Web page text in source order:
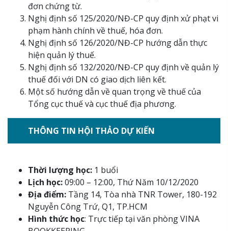
đơn chứng từ.
Nghị định số 125/2020/NĐ-CP quy định xử phạt vi
phạm hành chính về thuế, hóa đơn.
Nghị định số 126/2020/NĐ-CP hướng dẫn thực
hiện quản lý thuế.
Nghị định số 132/2020/NĐ-CP quy định về quản lý
thuế đối với DN có giao dịch liên kết.
Một số hướng dẫn về quan trọng về thuế của
Tổng cục thuế và cục thuế địa phương.
THÔNG TIN HỘI THẢO DỰ KIẾN
Thời lượng học: 1 buổi
Lịch học:09:00 – 12:00, Thứ Năm 10/12/2020
Địa điểm: Tầng 14, Tòa nhà TNR Tower, 180-192
Nguyễn Công Trứ, Q1, TP.HCM
Hình thức học: Trực tiếp tại văn phòng VINA